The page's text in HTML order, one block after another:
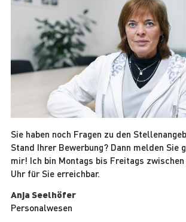
Sie haben noch Fragen zu den
Stand Ihrer Bewerbung? Dann melden Sie
mir! Ich bin Montags bis Freitags zwischen
Uhr für Sie erreichbar.
Anja Seelhöfer
Personalwesen